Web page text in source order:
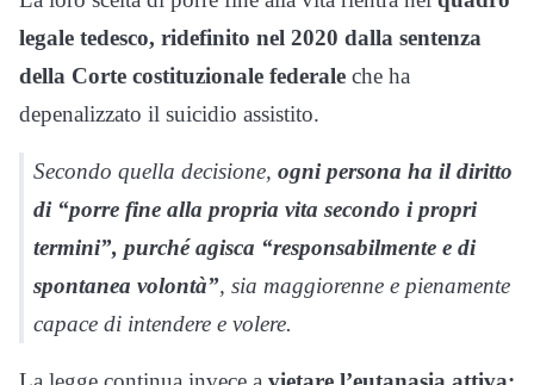
legale tedesco, ridefinito nel 2020 dalla sentenza
della Corte costituzionale federale che ha
depenalizzato il suicidio assistito.
Secondo quella decisione, ogni persona ha il diritto
di “porre fine alla propria vita secondo i propri
termini”, purché agisca “responsabilmente e di
spontanea volontà”, sia maggiorenne e pienamente
capace di intendere e volere.